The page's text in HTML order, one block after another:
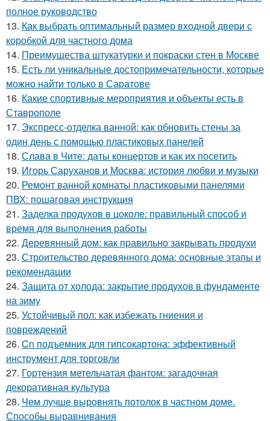
полное руководство
13. Как выбрать оптимальный размер входной двери с
коробкой для частного дома
14. Преимущества штукатурки и покраски стен в Москве
15. Есть ли уникальные достопримечательности, которые
можно найти только в Саратове
16. Какие спортивные мероприятия и объекты есть в
Ставрополе
17. Экспресс-отделка ванной: как обновить стены за
один день с помощью пластиковых панелей
18. Слава в Чите: даты концертов и как их посетить
19. Игорь Саруханов и Москва: история любви и музыки
20. Ремонт ванной комнаты пластиковыми панелями
ПВХ: пошаговая инструкция
21. Заделка продухов в цоколе: правильный способ и
время для выполнения работы
22. Деревянный дом: как правильно закрывать продухи
23. Строительство деревянного дома: основные этапы и
рекомендации
24. Защита от холода: закрытие продухов в фундаменте
на зиму
25. Устойчивый пол: как избежать гниения и
повреждений
26. Cn подъемник для гипсокартона: эффективный
инструмент для торговли
27. Гортензия метельчатая фантом: загадочная
декоративная культура
28. Чем лучше выровнять потолок в частном доме.
Способы выравнивания